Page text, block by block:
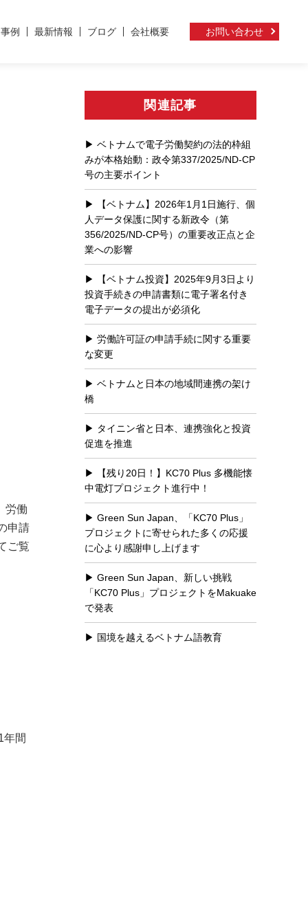
例 最新情報 ブログ 会社概要 お問い合わせ
労働
申請
ご覧
年間
関連記事
ベトナムで電子労働契約の法的枠組
みが本格始動：政令第337/2025/ND-CP
号の主要ポイント
【ベトナム】2026年1月1日施行、個
人データ保護に関する新政令（第
356/2025/ND-CP号）の重要改正点と企
業への影響
【ベトナム投資】2025年9月3日より
投資手続きの申請書類に電子署名付き
電子データの提出が必須化
労働許可証の申請手続に関する重要
な変更
ベトナムと日本の地域間連携の架け
橋
タイニン省と日本、連携強化と投資
促進を推進
【残り20日！】KC70 Plus 多機能懐
中電灯プロジェクト進行中！
Green Sun Japan、「KC70 Plus」
プロジェクトに寄せられた多くの応援
に心より感謝申し上げます
Green Sun Japan、新しい挑戦
「KC70 Plus」プロジェクトをMakuake
で発表
国境を越えるベトナム語教育